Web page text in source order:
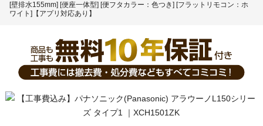
[壁排水155mm] [便座一体型] [便フタカラー：色つき] [フラットリモコン：ホ
ワイト]【アプリ対応あり】